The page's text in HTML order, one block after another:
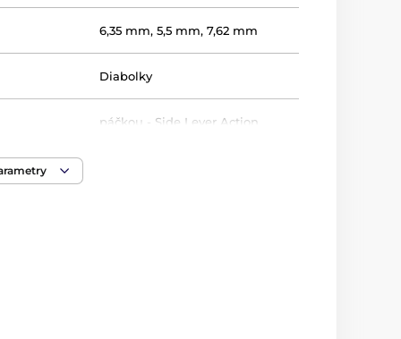
6,35 mm,5,5 mm,7,62 mm
Diabolky
páčkou - Side Lever Action